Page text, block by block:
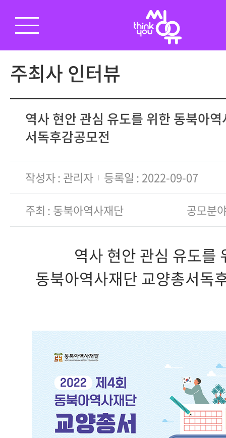
주최사 인터뷰
역사 현안 관심 유도를 위한 동북아
서독후감공모전
작성자 관리자 등록일 2022-09-07
주최 동북아역사재단 공모분
역사 현안 관심 유도를
동북아역사재단 교양총서독